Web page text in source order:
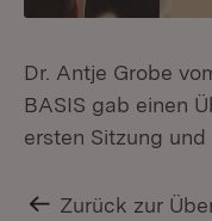
Dr. Antje Grobe
BASIS gab einen
ersten Sitzung
Zurück zur